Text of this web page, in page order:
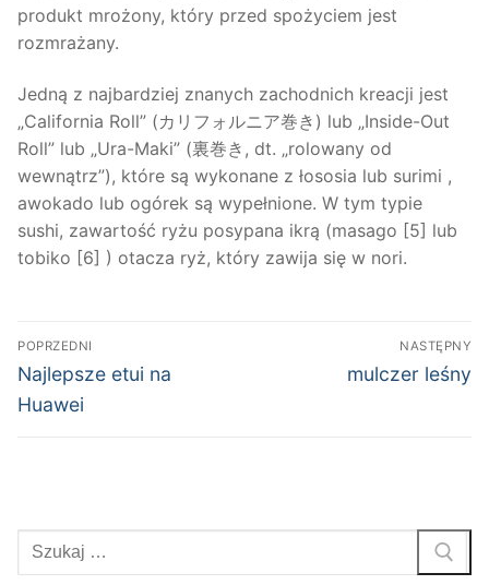
produkt mrożony, który przed spożyciem jest
rozmrażany.
Jedną z najbardziej znanych zachodnich kreacji jest
„California Roll” (カリフォルニア巻き) lub „Inside-Out
Roll” lub „Ura-Maki” (裏巻き, dt. „rolowany od
wewnątrz”), które są wykonane z łososia lub surimi ,
awokado lub ogórek są wypełnione. W tym typie
sushi, zawartość ryżu posypana ikrą (masago [5] lub
tobiko [6] ) otacza ryż, który zawija się w nori.
Nawigacja
wpisu
POPRZEDNI
Poprzedni
wpis:
Najlepsze etui na
Huawei
NASTĘPNY
Następny
mulczer leśny
Szukaj: